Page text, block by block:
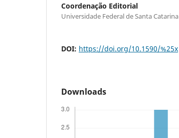
Coordenação Editorial
Universidade Federal de Santa Catarina
DOI: https://doi.org/10.1590/%25x
Downloads